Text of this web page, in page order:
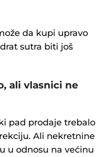
da kupi upravo
sutra biti još
ali vlasnici ne
pad prodaje trebalo
Ali nekretnine
u odnosu na većinu